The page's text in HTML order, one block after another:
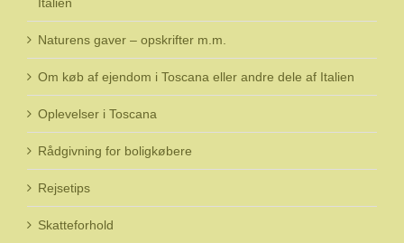
Italien
Naturens gaver – opskrifter m.m.
Om køb af ejendom i Toscana eller andre dele af Italien
Oplevelser i Toscana
Rådgivning for boligkøbere
Rejsetips
Skatteforhold